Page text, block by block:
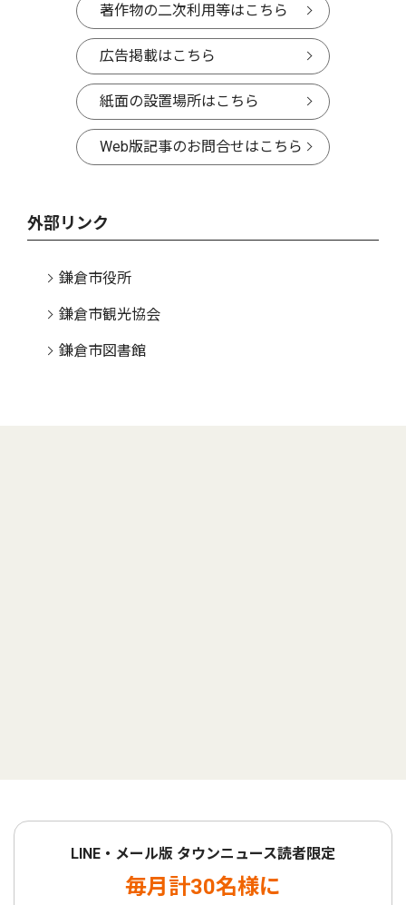
著作物の二次利用等はこちら
広告掲載はこちら
紙面の設置場所はこちら
Web版記事のお問合せはこちら
外部リンク
鎌倉市役所
鎌倉市観光協会
鎌倉市図書館
LINE・メール版 タウンニュース読者限定
毎月計30名様に